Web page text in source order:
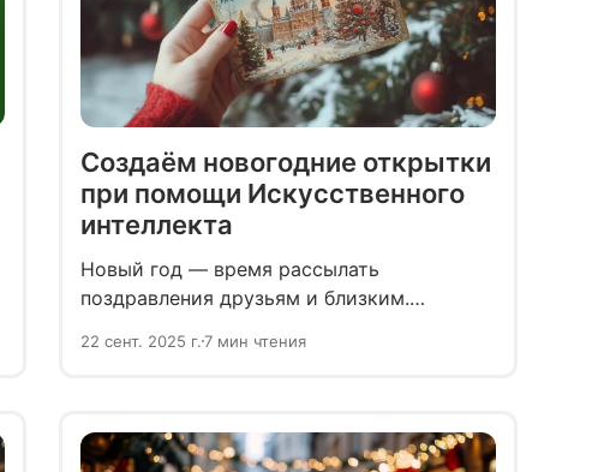
Создаём новогодние открытки
при помощи Искусственного
интеллекта
Новый год — время рассылать
поздравления друзьям и близким.
нейросетей создать оригинальные
22 сент. 2025 г.7 мин чтения